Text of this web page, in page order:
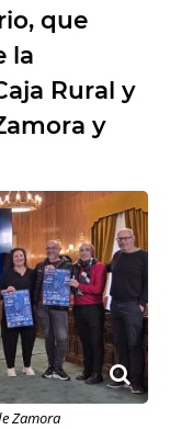
que
la
Rural y
y
Zamora